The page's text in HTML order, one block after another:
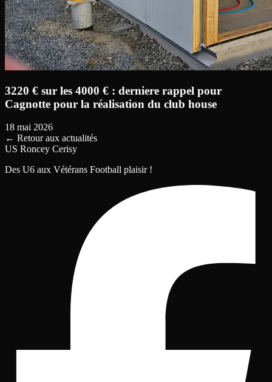
3220 € sur les 4000 € : derniere rappel pour
Cagnotte pour la réalisation du club house
18 mai 2026
← Retour aux actualités
US Roncey Cerisy
Des U6 aux Vétérans Football plaisir !